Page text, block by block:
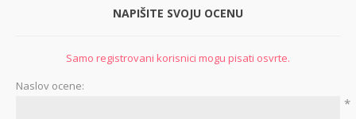
NAPIŠITE SVOJU OCENU
Samo registrovani korisnici mogu pisati osvrte.
Naslov ocene:
*